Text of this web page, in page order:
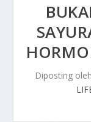
Diposting oleh